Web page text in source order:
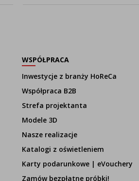
WSPÓŁPRACA
Inwestycje z branży HoReCa
Współpraca B2B
Strefa projektanta
Modele 3D
Nasze realizacje
Katalogi z oświetleniem
Karty podarunkowe | eVouchery
Zamów bezpłatne próbki!